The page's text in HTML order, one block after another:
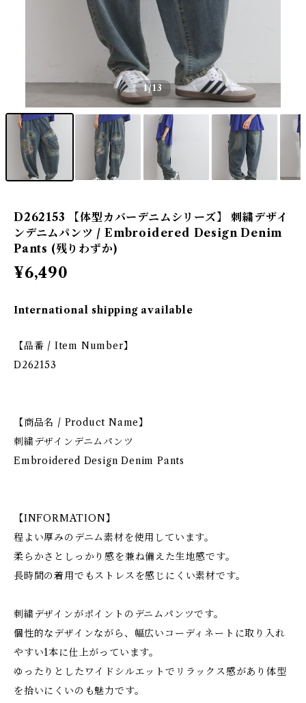
1/13
D262153 【体型カバーデニムシリーズ】 刺繍デザイ
ンデニムパンツ / Embroidered Design Denim
Pants (残りわずか)
¥6,490
International shipping available
【品番 / Item Number】
D262153
【商品名 / Product Name】
刺繍デザインデニムパンツ
Embroidered Design Denim Pants
【INFORMATION】
程よい厚みのデニム素材を使用しています。
柔らかさとしっかり感を兼ね備えた生地感です。
長時間の着用でもストレスを感じにくい素材です。
刺繍デザインがポイントのデニムパンツです。
個性的なデザインながら、幅広いコーディネートに取り入れ
やすい1本に仕上がっています。
ゆったりとしたワイドシルエットでリラックス感があり体型
を拾いにくいのも魅力です。